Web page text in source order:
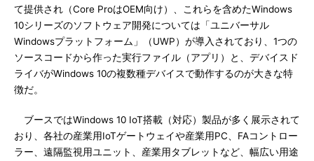
て提供され（Core ProはOEM向け）、これらを含めたWindows
10シリーズのソフトウェア開発については「ユニバーサル
Windowsプラットフォーム」（UWP）が導入されており、1つの
ソースコードから作った実行ファイル（アプリ）と、デバイスド
ライバがWindows 10の複数種デバイスで動作するのが大きな特
徴だ。
ブースではWindows 10 IoT搭載（対応）製品が多く展示されて
おり、各社の産業用IoTゲートウェイや産業用PC、FAコントロー
ラー、遠隔監視用ユニット、産業用タブレットなど、幅広い用途